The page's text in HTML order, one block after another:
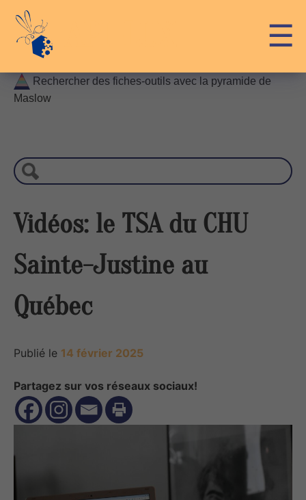
content
☰
Rechercher des fiches-outils avec la pyramide de
Maslow
c
h
r
c
e
Vidéos: le TSA du CHU
Sainte-Justine au
Québec
Publié le 14 février 2025
Partagez sur vos réseaux sociaux!